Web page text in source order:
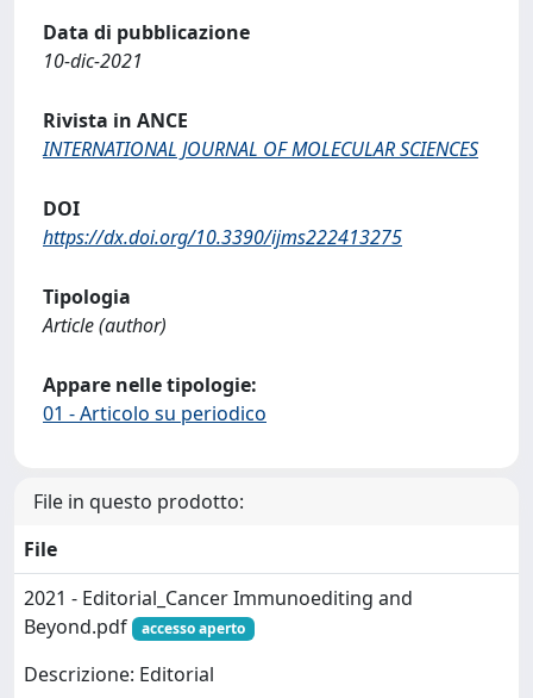
Data di pubblicazione
10-dic-2021
Rivista in ANCE
INTERNATIONAL JOURNAL OF MOLECULAR SCIENCES
DOI
https://dx.doi.org/10.3390/ijms222413275
Tipologia
Article (author)
Appare nelle tipologie:
01 - Articolo su periodico
File in questo prodotto:
File
2021 - Editorial_Cancer Immunoediting and
Beyond.pdf
accesso aperto
Descrizione: Editorial